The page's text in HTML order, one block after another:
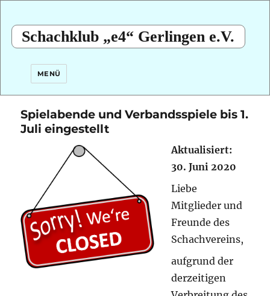
Schachklub „e4“ Gerlingen e.V.
MENÜ
Spielabende und Verbandsspiele bis 1.
Juli eingestellt
Aktualisiert:
30. Juni 2020
Liebe
Mitglieder und
Freunde des
Schachvereins,
aufgrund der
derzeitigen